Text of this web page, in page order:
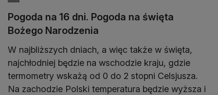
Pogoda na 16 dni. Pogoda na święta
Bożego Narodzenia
W najbliższych dniach, a więc także w święta,
najchłodniej będzie na wschodzie kraju, gdzie
termometry wskażą od 0 do 2 stopni Celsjusza.
Na zachodzie Polski temperatura będzie wyższa i